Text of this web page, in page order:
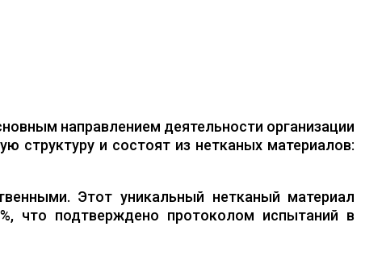
направлением деятельности организации
структуру и состоят из нетканых материалов:
Этот уникальный нетканый материал
что подтверждено протоколом испытаний в